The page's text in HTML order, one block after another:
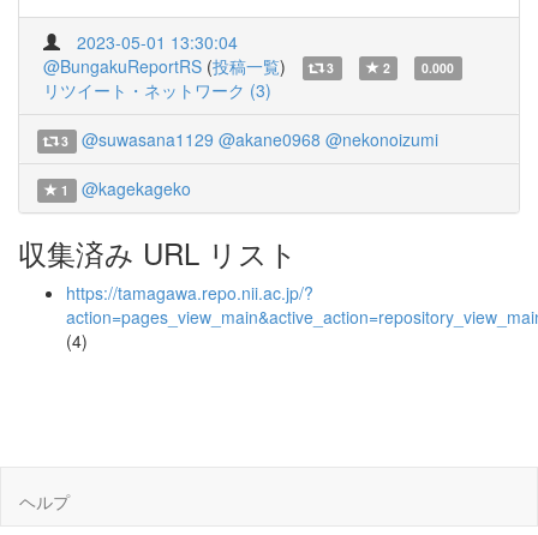
2023-05-01 13:30:04
@BungakuReportRS (投稿一覧) 3 2 0.000
リツイート・ネットワーク (3)
3 @suwasana1129 @akane0968 @nekonoizumi
1 @kagekageko
収集済み URL リスト
https://tamagawa.repo.nii.ac.jp/?
(4)
ヘルプ